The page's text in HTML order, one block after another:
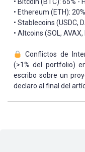
• Ethereum (ETH):
• Stablecoins (USDC,
• Altcoins (SOL, AVAX,
Conflictos de
(>1% del portfolio)
escribo sobre un
declaro al final del